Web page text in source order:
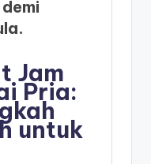
Jam
Pria:
untuk